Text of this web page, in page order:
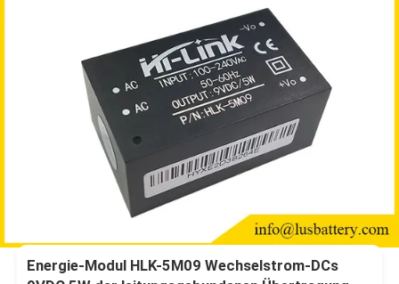
Energie-Modul HLK-5M09 Wechselstrom-DCs